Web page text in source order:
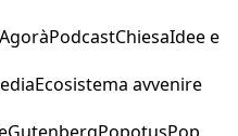
AgoràPodcastChiesaIdee e
Ecosistema avvenire